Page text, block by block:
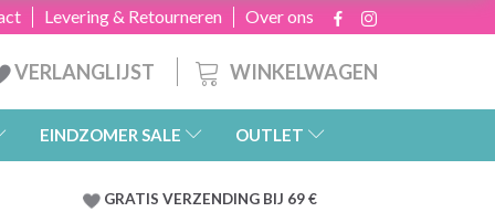
Over ons
Levering & Retourneren
WINKELWAGEN
VERLANGLIJST
EINDZOMER SALE OUTLET
GRATIS VERZENDING BIJ 69 €